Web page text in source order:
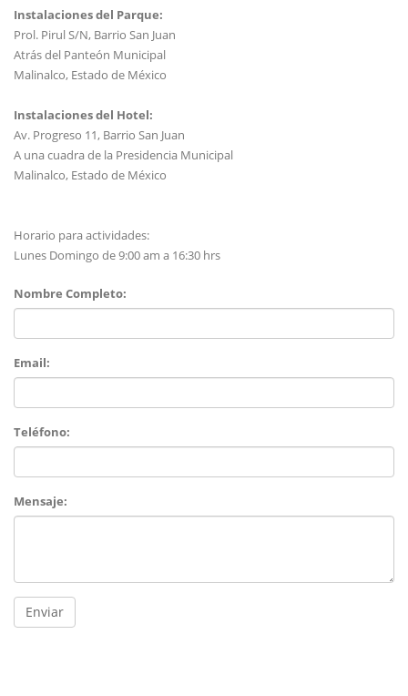
Instalaciones del Parque:
Prol. Pirul S/N, Barrio San Juan
Atrás del Panteón Municipal
Malinalco, Estado de México
Instalaciones del Hotel:
Av. Progreso 11, Barrio San Juan
A una cuadra de la Presidencia Municipal
Malinalco, Estado de México
Horario para actividades:
Lunes Domingo de 9:00 am a 16:30 hrs
Nombre Completo:
Email:
Teléfono:
Mensaje:
Enviar